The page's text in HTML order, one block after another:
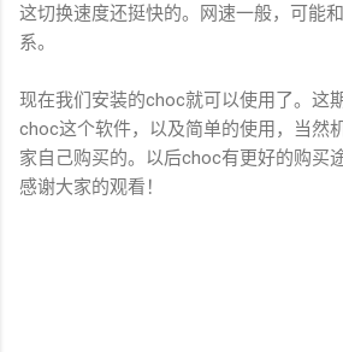
这切换速度还挺快的。网速一般，可能
系。
现在我们安装的choc就可以使用了。这
choc这个软件，以及简单的使用，当然
家自己购买的。以后choc有更好的购买
感谢大家的观看！